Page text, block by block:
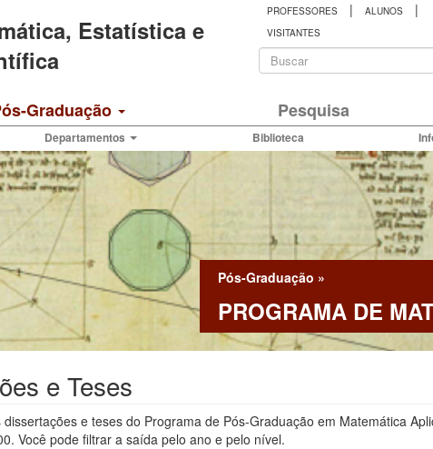
Estatística e
PROFESSORES | ALUNOS |
VISITANTES
Formulário
busca
Graduação Pesquisa
Departamentos Biblioteca
Pós-Graduação »
PROGRAMA DE
e Teses
e teses do Programa de Pós-Graduação em Matemática
Você pode filtrar a saída pelo ano e pelo nível.